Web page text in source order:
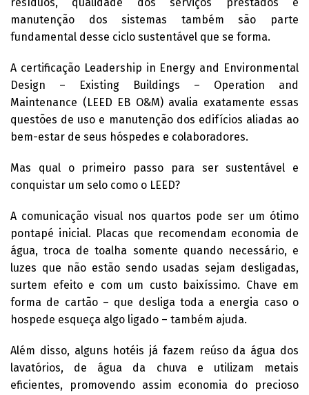
resíduos, qualidade dos serviços prestados e
manutenção dos sistemas também são parte
fundamental desse ciclo sustentável que se forma.
A certificação Leadership in Energy and Environmental
Design – Existing Buildings – Operation and
Maintenance (LEED EB O&M) avalia exatamente essas
questões de uso e manutenção dos edifícios aliadas ao
bem-estar de seus hóspedes e colaboradores.
Mas qual o primeiro passo para ser sustentável e
conquistar um selo como o LEED?
A comunicação visual nos quartos pode ser um ótimo
pontapé inicial. Placas que recomendam economia de
água, troca de toalha somente quando necessário, e
luzes que não estão sendo usadas sejam desligadas,
surtem efeito e com um custo baixíssimo. Chave em
forma de cartão – que desliga toda a energia caso o
hospede esqueça algo ligado – também ajuda.
Além disso, alguns hotéis já fazem reúso da água dos
lavatórios, de água da chuva e utilizam metais
eficientes, promovendo assim economia do precioso